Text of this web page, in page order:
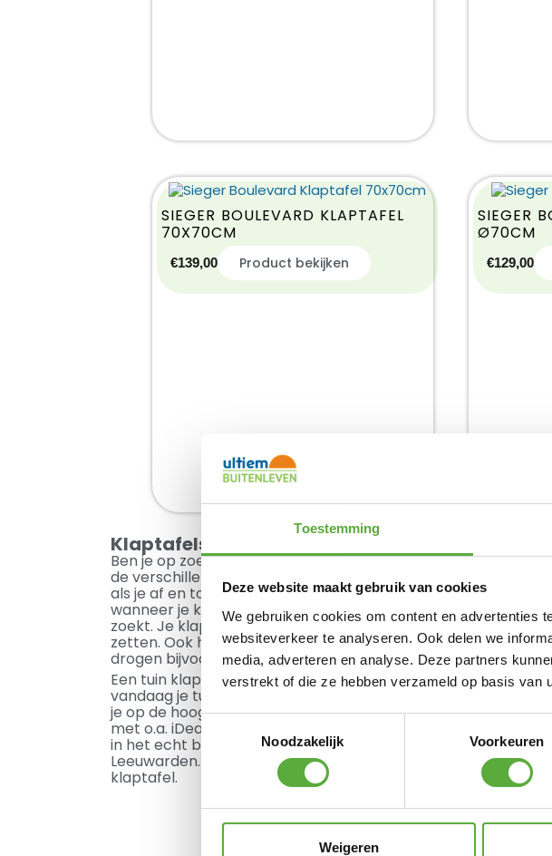
Toestemming
Deze website maakt gebruik van cookies
We gebruiken cookies om content en advertenties
websiteverkeer te analyseren. Ook delen we
media, adverteren en analyse. Deze partners
verstrekt of die ze hebben verzameld op basis van
Toestemmingsselectie
Noodzakelijk
Voorkeuren
Weigeren
SIEGER BOULEVARD KLAPTAFEL
70X70CM
€139,00 Product bekijken
SIEGER
Ø70CM
€129,00
Klaptafels
Ben je op zoek naar een klaptafel? Bekijk ons ruime
de verschillende tuin klaptafels. Een klaptafel is de ideale
als je af en toe wat extra ruimte nodig hebt in je tuin. Of voor
wanneer je klein woont en bijvoorbeeld een tuintafel voor je
zoekt. Je klapt de tuintafel eenvoudig in en kunt deze aan de
zetten. Ook handig als je ruimte nodig hebt om buiten de was
drogen bijvoorbeeld.
Een tuin klaptafel bestel je eenvoudig bij Ultiem Buitenleven.
vandaag je tuintafel nog en wij gaan voor je aan de slag. We
je op de hoogte over de levering. Je kunt veilig en eenvoudig
met o.a. iDeal, Klarna achteraf betalen of in termijnen met in3.
in het echt bekijken? Kom dan langs in onze tuinmeubelwinkel
Leeuwarden. We helpen je graag bij het uitzoeken van je
klaptafel.